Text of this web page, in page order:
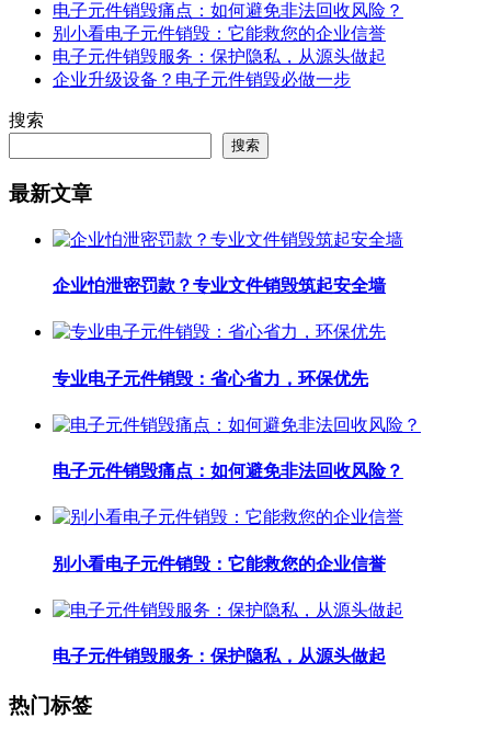
电子元件销毁痛点：如何避免非法回收风险？
别小看电子元件销毁：它能救您的企业信誉
电子元件销毁服务：保护隐私，从源头做起
企业升级设备？电子元件销毁必做一步
搜索
搜索
最新文章
企业怕泄密罚款？专业文件销毁筑起安全墙
专业电子元件销毁：省心省力，环保优先
电子元件销毁痛点：如何避免非法回收风险？
别小看电子元件销毁：它能救您的企业信誉
电子元件销毁服务：保护隐私，从源头做起
热门标签